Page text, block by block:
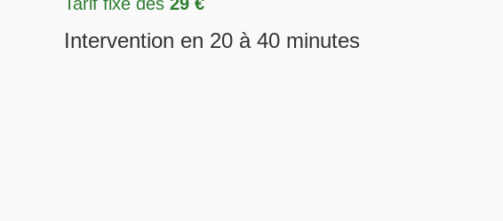
Tarif fixe dès 29 €
Intervention en 20 à 40 minutes